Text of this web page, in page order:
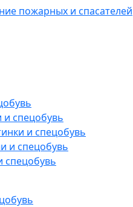
пожарных и спасателей
спецобувь
и спецобувь
и спецобувь
спецобувь